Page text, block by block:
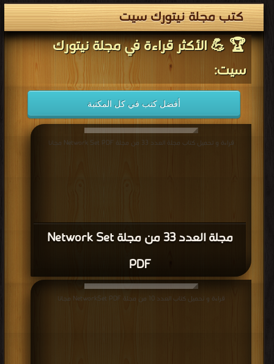
كتب مجلة نيتورك سيت
🏆 💪 الأكثر قراءة في مجلة نيتورك
سيت:
أفضل كتب في كل المكتبة
مجلة العدد 33 من مجلة Network Set
PDF
قراءة و تحميل كتاب مجلة العدد 33 من مجلة Network Set PDF مجانا
قراءة و تحميل كتاب العدد 10 من مجلة NetworkSet PDF مجانا